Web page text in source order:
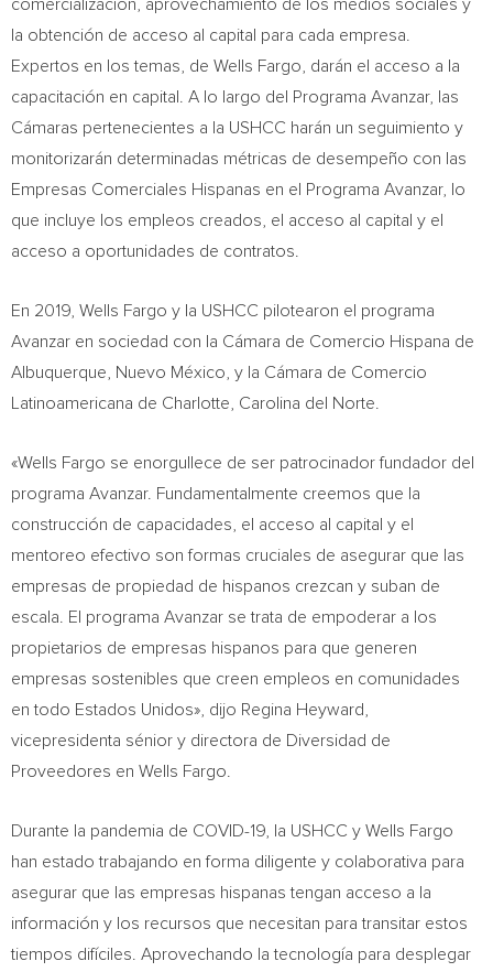
comercialización, aprovechamiento de los medios sociales y
la obtención de acceso al capital para cada empresa.
Expertos en los temas, de Wells Fargo, darán el acceso a la
capacitación en capital. A lo largo del Programa Avanzar, las
Cámaras pertenecientes a la USHCC harán un seguimiento y
monitorizarán determinadas métricas de desempeño con las
Empresas Comerciales Hispanas en el Programa Avanzar, lo
que incluye los empleos creados, el acceso al capital y el
acceso a oportunidades de contratos.
En 2019, Wells Fargo y la USHCC pilotearon el programa
Avanzar en sociedad con la Cámara de Comercio Hispana de
Albuquerque, Nuevo México, y la Cámara de Comercio
Latinoamericana de Charlotte, Carolina del Norte
«Wells Fargo se enorgullece de ser patrocinador fundador del
programa Avanzar. Fundamentalmente creemos que la
construcción de capacidades, el acceso al capital y el
mentoreo efectivo son formas cruciales de asegurar que las
empresas de propiedad de hispanos crezcan y suban de
escala. El programa Avanzar se trata de empoderar a los
propietarios de empresas hispanos para que generen
empresas sostenibles que creen empleos en comunidades
en todo Estados Unidos», dijo Regina Heyward
vicepresidenta sénior y directora de Diversidad de
Proveedores en Wells Fargo.
Durante la pandemia de COVID-19, la USHCC y Wells Fargo
han estado trabajando en forma diligente y colaborativa para
asegurar que las empresas hispanas tengan acceso a la
información y los recursos que necesitan para transitar estos
tiempos difíciles. Aprovechando la tecnología para desplegar